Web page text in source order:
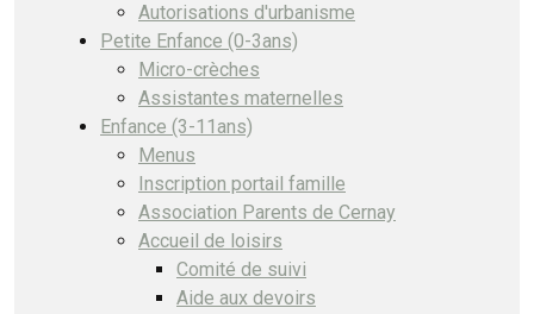
Autorisations d'urbanisme
Petite Enfance (0-3ans)
Micro-crèches
Assistantes maternelles
Enfance (3-11ans)
Menus
Inscription portail famille
Association Parents de Cernay
Accueil de loisirs
Comité de suivi
Aide aux devoirs